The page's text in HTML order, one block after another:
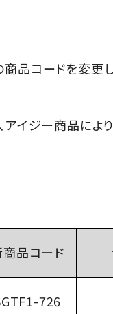
コードを変更し
イジー商品によ
商品コード
-726